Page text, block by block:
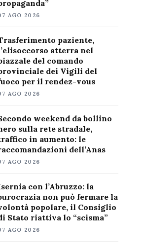
AGO 2026
paziente,
atterra nel
del comando
dei Vigili del
per il rendez-vous
AGO 2026
weekend da bollino
sulla rete stradale,
in aumento: le
dell’Anas
AGO 2026
con l’Abruzzo: la
non può fermare la
popolare, il Consiglio
Stato riattiva lo “scisma”
AGO 2026